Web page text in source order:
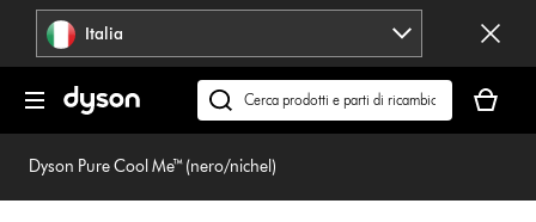
navigazione Italia
Cerca
su
dyson.it
carrello
è
Dyson Pure Cool Me™ (nero/nichel)